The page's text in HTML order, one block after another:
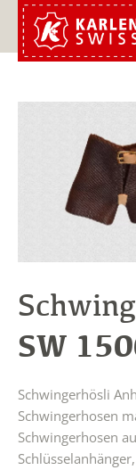
SW
Schwingerhösli
Schwingerhosen
Schwingerhosen